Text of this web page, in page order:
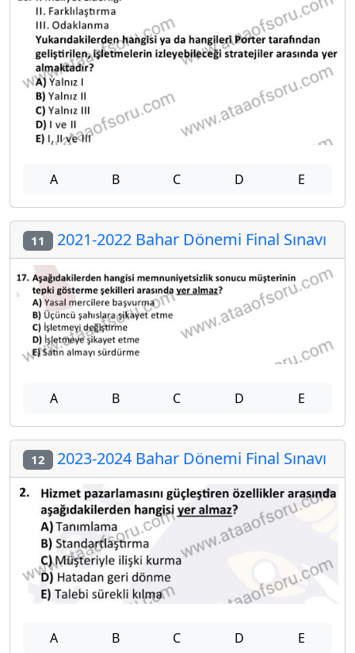
A B C D E
11 2021-2022 Bahar Dönemi Final Sınavı
A B C D E
12 2023-2024 Bahar Dönemi Final Sınavı
A B C D E